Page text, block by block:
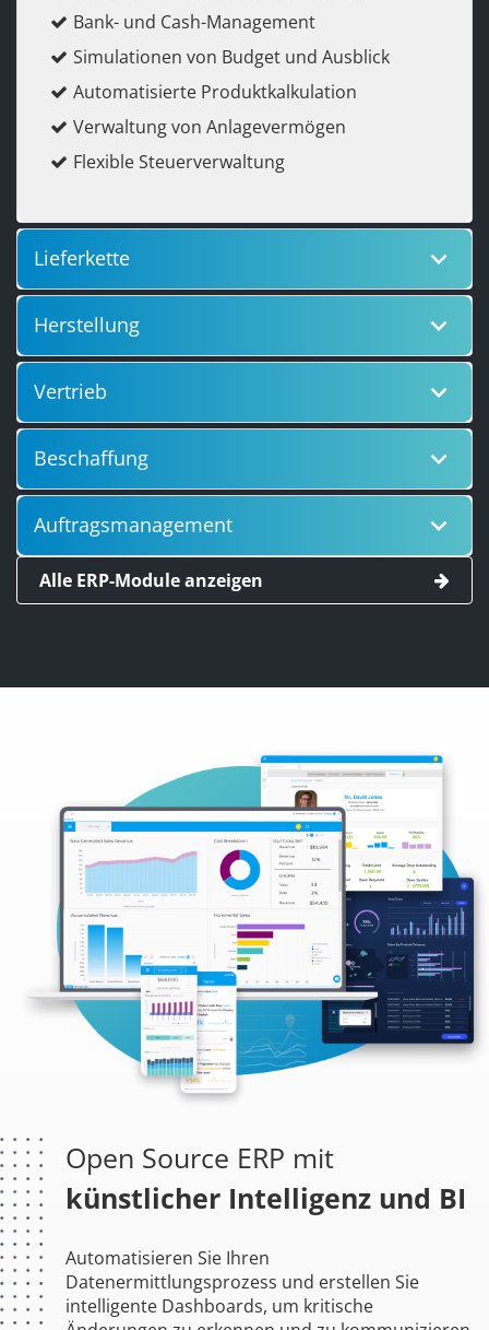
Bank- und Cash-Management
Simulationen von Budget und Ausblick
Automatisierte Produktkalkulation
Verwaltung von Anlagevermögen
Flexible Steuerverwaltung
Lieferkette keyboard_arrow_down
Herstellung keyboard_arrow_down
Vertrieb keyboard_arrow_down
Beschaffung keyboard_arrow_down
Auftragsmanagement keyboard_arrow_down
Alle ERP-Module anzeigen
Open Source ERP mit
künstlicher Intelligenz und BI
Automatisieren Sie Ihren
Datenermittlungsprozess und erstellen Sie
intelligente Dashboards, um kritische